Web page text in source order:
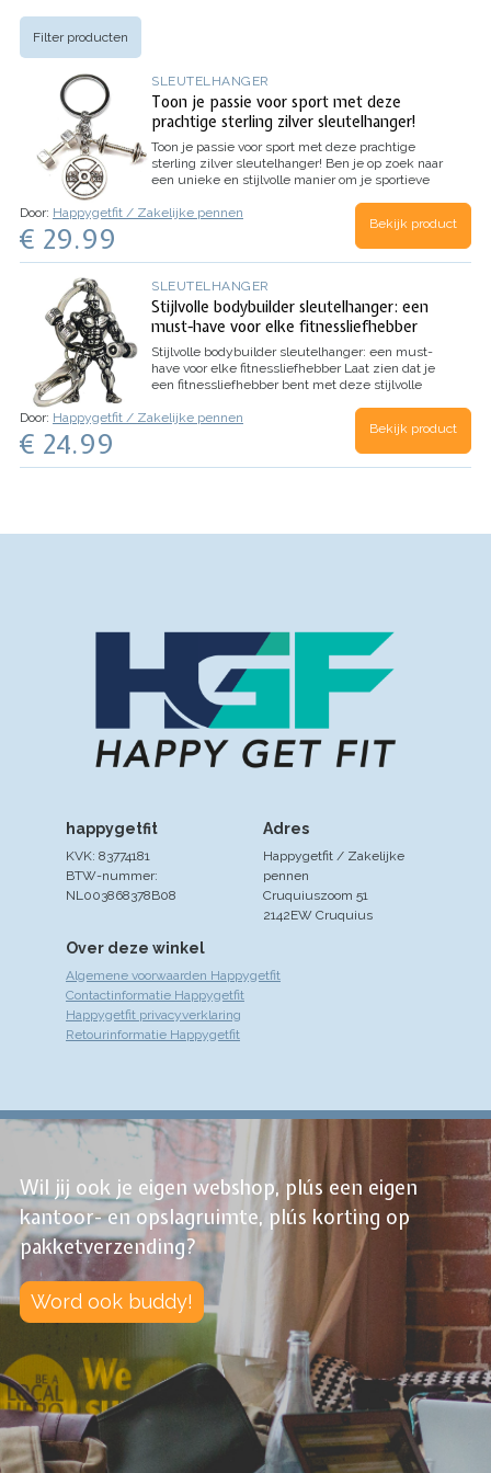
Filter producten
SLEUTELHANGER
Toon je passie voor sport met deze
prachtige sterling zilver sleutelhanger!
Toon je passie voor sport met deze prachtige
sterling zilver sleutelhanger! Ben je op zoek naar
een unieke en stijlvolle manier om je sportieve
sleutelhanger van [bedrijfsnaam] de perfecte
keuze voor jou. Deze sleutelhanger is…
Door: Happygetfit / Zakelijke pennen
€ 29.99 Bekijk product
SLEUTELHANGER
Stijlvolle bodybuilder sleutelhanger: een
must-have voor elke fitnessliefhebber
Stijlvolle bodybuilder sleutelhanger: een must-
have voor elke fitnessliefhebber Laat zien dat je
een fitnessliefhebber bent met deze stijlvolle
gemaakt van hoogwaardig materiaal en is zeer
stevig. De bodybuilder is gedetailleerd…
Door: Happygetfit / Zakelijke pennen
€ 24.99 Bekijk product
Over deze winkel
Algemene voorwaarden Happygetfit
Contactinformatie Happygetfit
Happygetfit privacyverklaring
Retourinformatie Happygetfit
Adres
Happygetfit / Zakelijke
pennen
Cruquiuszoom 51
2142EW Cruquius
happygetfit
KVK: 83774181
BTW-nummer:
NL003868378B08
Wil jij ook je eigen webshop, plús een eigen
kantoor- en opslagruimte, plús korting op
pakketverzending?
Word ook buddy!